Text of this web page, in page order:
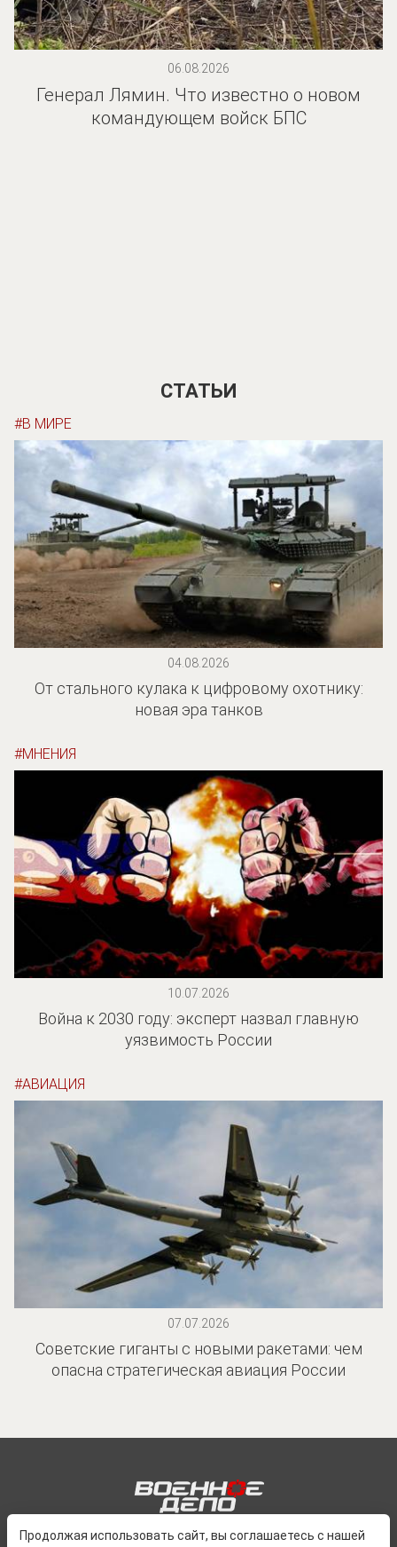
06.08.2026
Генерал Лямин. Что известно о новом
командующем войск БПС
СТАТЬИ
В МИРЕ
04.08.2026
От стального кулака к цифровому охотнику:
новая эра танков
МНЕНИЯ
10.07.2026
Война к 2030 году: эксперт назвал главную
уязвимость России
АВИАЦИЯ
07.07.2026
Советские гиганты с новыми ракетами: чем
опасна стратегическая авиация России
Продолжая использовать сайт, вы соглашаетесь с нашей